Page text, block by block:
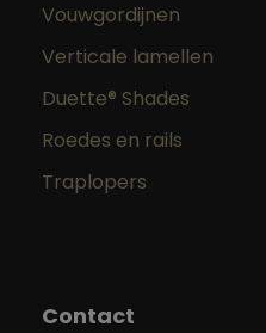
Vouwgordijnen
Verticale lamellen
Duette® Shades
Roedes en rails
Traplopers
Contact